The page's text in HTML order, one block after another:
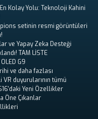
En Kolay Yolu: Teknoloji Kahini
setinin resmi görüntüleri
ve Yapay Zeka Desteği
TAM LİSTE
G9
ve daha fazlası
duyurularının tümü
Yeni Özellikler
Öne Çıkanlar